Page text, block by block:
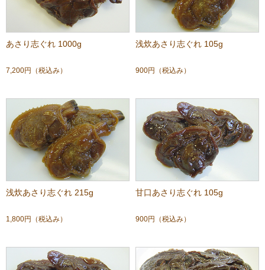
あさり志ぐれ 1000g
7,200円 （税込み）
浅炊あさり志ぐれ 105g
900円 （税込み）
浅炊あさり志ぐれ 215g
1,800円 （税込み）
甘口あさり志ぐれ 105g
900円 （税込み）